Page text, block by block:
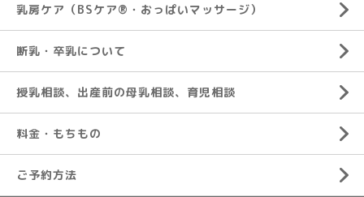
乳房ケア（BSケア®︎・おっぱいマッサージ）
断乳・卒乳について
授乳相談、出産前の母乳相談、育児相談
料金・もちもの
ご予約方法